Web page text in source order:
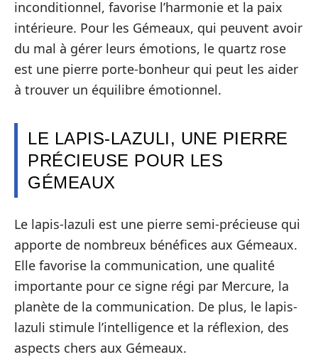
inconditionnel, favorise l’harmonie et la paix
intérieure. Pour les Gémeaux, qui peuvent avoir
du mal à gérer leurs émotions, le quartz rose
est une pierre porte-bonheur qui peut les aider
à trouver un équilibre émotionnel.
LE LAPIS-LAZULI, UNE PIERRE
PRÉCIEUSE POUR LES
GÉMEAUX
Le lapis-lazuli est une pierre semi-précieuse qui
apporte de nombreux bénéfices aux Gémeaux.
Elle favorise la communication, une qualité
importante pour ce signe régi par Mercure, la
planète de la communication. De plus, le lapis-
lazuli stimule l’intelligence et la réflexion, des
aspects chers aux Gémeaux.